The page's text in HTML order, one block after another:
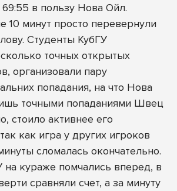
в пользу Нова Ойл.
10 минут просто перевернули
Студенты КубГУ
точных открытых
организовали пару
попадания, на что Нова
точными попаданиями Швец
стоило активнее его
как игра у других игроков
сломалась окончательно.
на кураже помчались вперед, в
сравняли счет, а за минуту